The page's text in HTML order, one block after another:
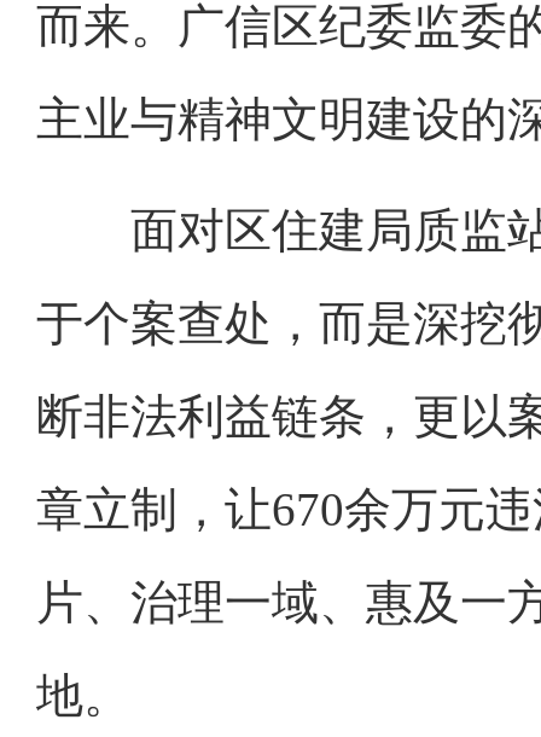
而来。广信区纪委监委
主业与精神文明建设的
面对区住建局质监站
于个案查处，而是深挖
断非法利益链条，更以
章立制，让670余万元
片、治理一域、惠及一
地。